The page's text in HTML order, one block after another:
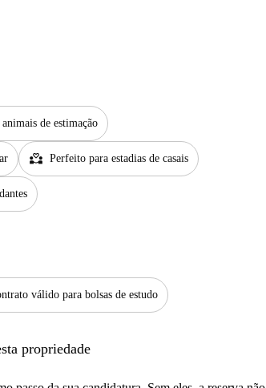
de estimação
partner_heart Perfeito para estadias de casais
válido para bolsas de estudo
propriedade